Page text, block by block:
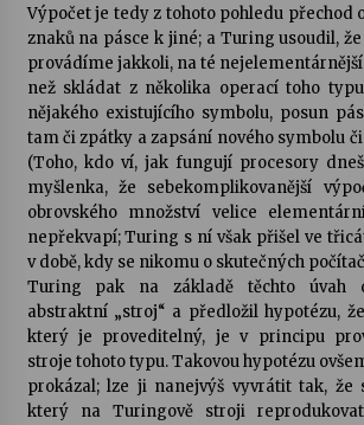
Vysočinka
17. 7. 2026
Ozvěny prázdnin
14. 7. 2026
Za kulturou kousek za
odkaz Josefa Čapka
13. 7. 2026
Varhanní recitál Michala
Želiv
3. 7. 2026
Výpočet je tedy z tohoto pohledu přechod
znaků na pásce k jiné; a Turing usoudil,
provádíme jakkoli, na té
než skládat z několika operací toho
nějakého existujícího symbolu, posun
tam či zpátky a zapsání nového symbolu
(Toho, kdo ví, jak fungují procesory
myšlenka, že sebekomplikovanější
obrovského množství velice
nepřekvapí; Turing s ní však přišel ve
v době, kdy se nikomu o skutečných
Turing pak na základě těchto úvah
abstraktní „stroj“ a předložil hypotézu,
který je proveditelný, je v principu
stroje tohoto typu. Takovou hypotézu
prokázal; lze ji nanejvýš vyvrátit tak, že
který na Turingově stroji